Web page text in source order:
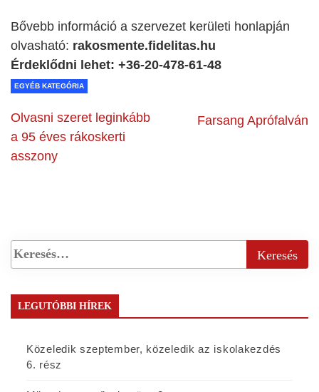
Bővebb információ a szervezet kerületi honlapján
olvasható: rakosmente.fidelitas.hu
Érdeklődni lehet: +36-20-478-61-48
EGYÉB KATEGÓRIA
Olvasni szeret leginkább
a 95 éves rákoskerti
asszony
Farsang Aprófalván
LEGUTÓBBI HÍREK
Közeledik szeptember, közeledik az iskolakezdés
6. rész